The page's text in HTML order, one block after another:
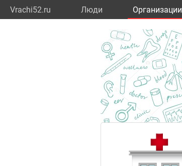
Vrachi52.ru Люди Организации